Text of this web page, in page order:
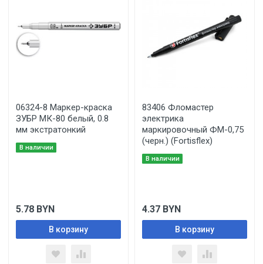
06324-8 Маркер-краска
ЗУБР МК-80 белый, 0.8
мм экстратонкий
В наличии
5.78 BYN
В корзину
83406 Фломастер
электрика
маркировочный ФМ-0,75
(черн.) (Fortisflex)
В наличии
4.37 BYN
В корзину